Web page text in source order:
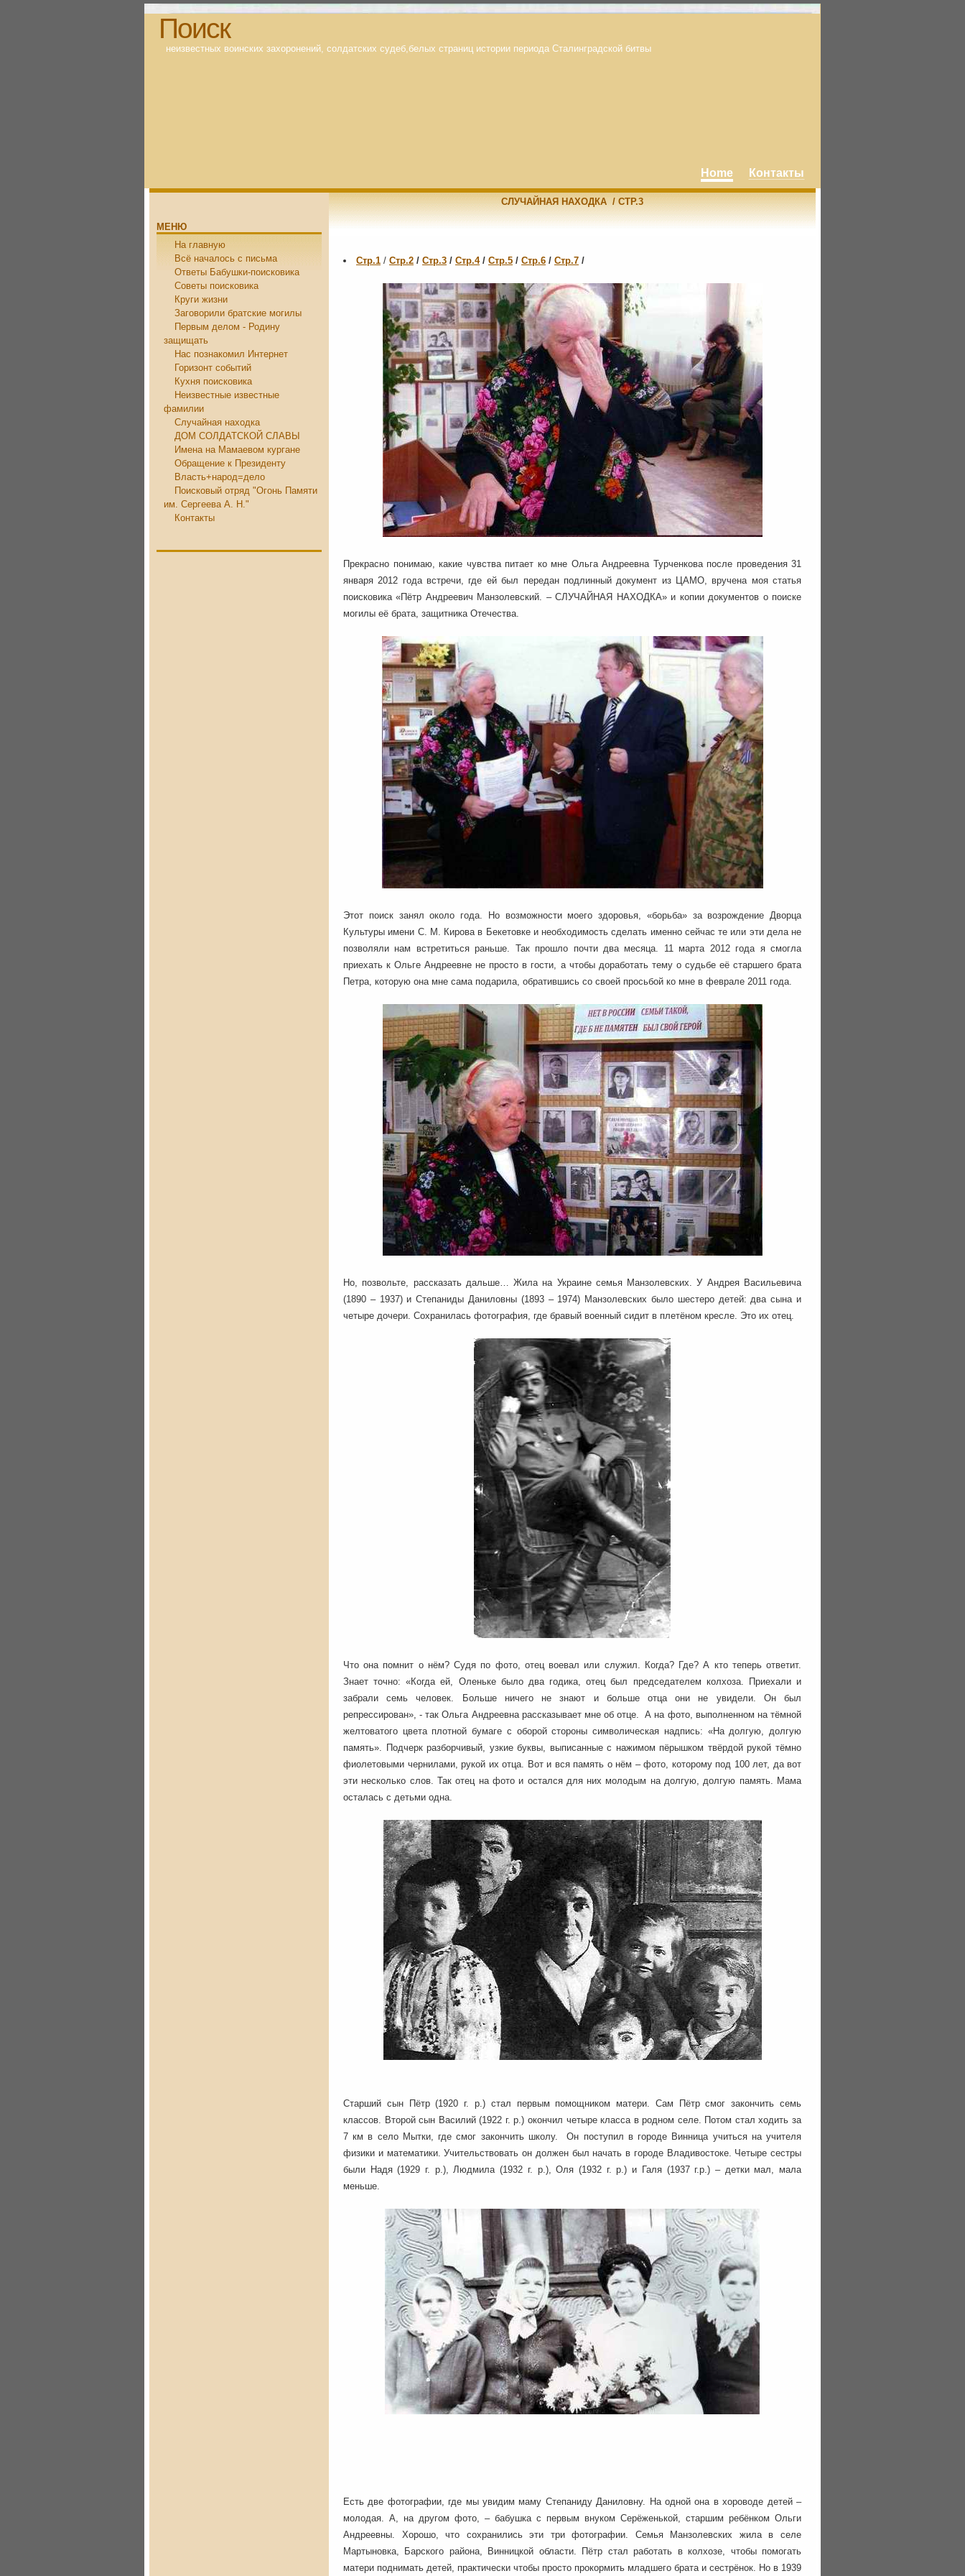
Поиск
неизвестных воинских захоронений, солдатских судеб,белых страниц истории периода Сталинградской битвы
Home Контакты
МЕНЮ
На главную
Всё началось с письма
Ответы Бабушки-поисковика
Советы поисковика
Круги жизни
Заговорили братские могилы
Первым делом - Родину
защищать
Нас познакомил Интернет
Горизонт событий
Кухня поисковика
Неизвестные известные
фамилии
Случайная находка
ДОМ СОЛДАТСКОЙ СЛАВЫ
Имена на Мамаевом кургане
Обращение к Президенту
Власть+народ=дело
Поисковый отряд "Огонь Памяти
им. Сергеева А. Н."
Контакты
СЛУЧАЙНАЯ НАХОДКА / СТР.3
Стр.1 / Стр.2 / Стр.3 / Стр.4/ Стр.5 / Стр.6 / Стр.7 /
Прекрасно понимаю, какие чувства питает ко мне Ольга Андреевна Турченкова после проведения 31
января 2012 года встречи, где ей был передан подлинный документ из ЦАМО, вручена моя статья
поисковика «Пётр Андреевич Манзолевский. – СЛУЧАЙНАЯ НАХОДКА» и копии документов о поиске
могилы её брата, защитника Отечества.
Этот поиск занял около года. Но возможности моего здоровья, «борьба» за возрождение Дворца
Культуры имени С. М. Кирова в Бекетовке и необходимость сделать именно сейчас те или эти дела не
позволяли нам встретиться раньше. Так прошло почти два месяца. 11 марта 2012 года я смогла
приехать к Ольге Андреевне не просто в гости, а чтобы доработать тему о судьбе её старшего брата
Петра, которую она мне сама подарила, обратившись со своей просьбой ко мне в феврале 2011 года.
Но, позвольте, рассказать дальше… Жила на Украине семья Манзолевских. У Андрея Васильевича
(1890 – 1937) и Степаниды Даниловны (1893 – 1974) Манзолевских было шестеро детей: два сына и
четыре дочери. Сохранилась фотография, где бравый военный сидит в плетёном кресле. Это их отец.
Что она помнит о нём? Судя по фото, отец воевал или служил. Когда? Где? А кто теперь ответит.
Знает точно: «Когда ей, Оленьке было два годика, отец был председателем колхоза. Приехали и
забрали семь человек. Больше ничего не знают и больше отца они не увидели. Он был
репрессирован», - так Ольга Андреевна рассказывает мне об отце. А на фото, выполненном на тёмной
желтоватого цвета плотной бумаге с оборой стороны символическая надпись: «На долгую, долгую
память». Подчерк разборчивый, узкие буквы, выписанные с нажимом пёрышком твёрдой рукой тёмно
фиолетовыми чернилами, рукой их отца. Вот и вся память о нём – фото, которому под 100 лет, да вот
эти несколько слов. Так отец на фото и остался для них молодым на долгую, долгую память. Мама
осталась с детьми одна.
Старший сын Пётр (1920 г. р.) стал первым помощником матери. Сам Пётр смог закончить семь
классов. Второй сын Василий (1922 г. р.) окончил четыре класса в родном селе. Потом стал ходить за
7 км в село Мытки, где смог закончить школу. Он поступил в городе Винница учиться на учителя
физики и математики. Учительствовать он должен был начать в городе Владивостоке. Четыре сестры
были Надя (1929 г. р.), Людмила (1932 г. р.), Оля (1932 г. р.) и Галя (1937 г.р.) – детки мал, мала
меньше.
Есть две фотографии, где мы увидим маму Степаниду Даниловну. На одной она в хороводе детей –
молодая. А, на другом фото, – бабушка с первым внуком Серёженькой, старшим ребёнком Ольги
Андреевны. Хорошо, что сохранились эти три фотографии. Семья Манзолевских жила в селе
Мартыновка, Барского района, Винницкой области. Пётр стал работать в колхозе, чтобы помогать
матери поднимать детей, практически чтобы просто прокормить младшего брата и сестрёнок. Но в 1939